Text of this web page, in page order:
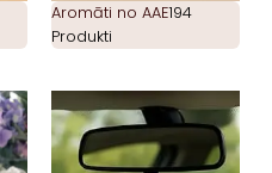
Aromāti no AAE194
Produkti